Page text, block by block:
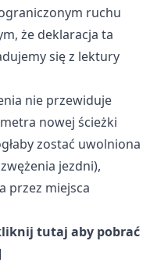
ruchu
że deklaracja ta
się z lektury
nie przewiduje
nowej ścieżki
zostać uwolniona
jezdni),
przez miejsca
tutaj aby pobrać